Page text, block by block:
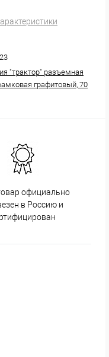
"трактор" разъемная
графитовый, 70
официально
в Россию и